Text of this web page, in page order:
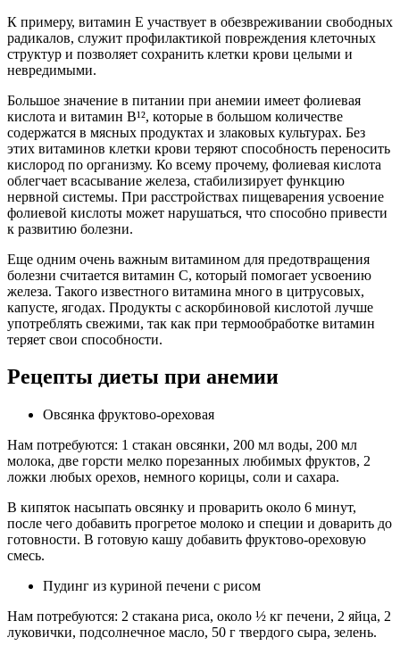
К примеру, витамин E участвует в обезвреживании свободных
радикалов, служит профилактикой повреждения клеточных
структур и позволяет сохранить клетки крови целыми и
невредимыми.
Большое значение в питании при анемии имеет фолиевая
кислота и витамин B¹², которые в большом количестве
содержатся в мясных продуктах и злаковых культурах. Без
этих витаминов клетки крови теряют способность переносить
кислород по организму. Ко всему прочему, фолиевая кислота
облегчает всасывание железа, стабилизирует функцию
нервной системы. При расстройствах пищеварения усвоение
фолиевой кислоты может нарушаться, что способно привести
к развитию болезни.
Еще одним очень важным витамином для предотвращения
болезни считается витамин C, который помогает усвоению
железа. Такого известного витамина много в цитрусовых,
капусте, ягодах. Продукты с аскорбиновой кислотой лучше
употреблять свежими, так как при термообработке витамин
теряет свои способности.
Рецепты диеты при анемии
Овсянка фруктово-ореховая
Нам потребуются: 1 стакан овсянки, 200 мл воды, 200 мл
молока, две горсти мелко порезанных любимых фруктов, 2
ложки любых орехов, немного корицы, соли и сахара.
В кипяток насыпать овсянку и проварить около 6 минут,
после чего добавить прогретое молоко и специи и доварить до
готовности. В готовую кашу добавить фруктово-ореховую
смесь.
Пудинг из куриной печени с рисом
Нам потребуются: 2 стакана риса, около ½ кг печени, 2 яйца, 2
луковички, подсолнечное масло, 50 г твердого сыра, зелень.